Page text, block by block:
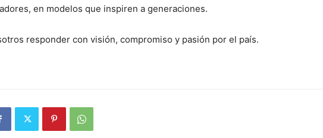
en modelos que inspiren a generaciones.
responder con visión, compromiso y pasión por el país.